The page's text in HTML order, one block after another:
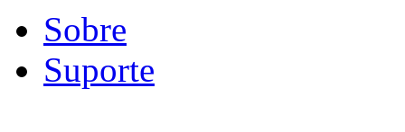
Sobre
Suporte